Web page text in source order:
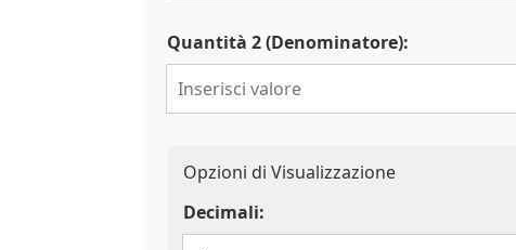
Quantità 2 (Denominatore):
Opzioni di Visualizzazione
Decimali: